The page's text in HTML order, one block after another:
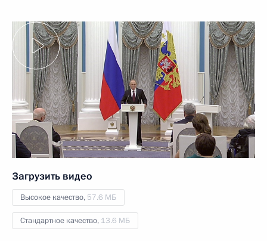
Загрузить видео
Высокое качество, 57.6 МБ
Стандартное качество, 13.6 МБ